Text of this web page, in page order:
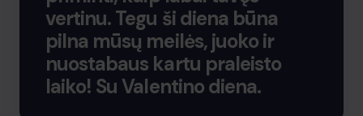
vertinu. Tegu ši diena būna
pilna mūsų meilės, juoko ir
nuostabaus kartu praleisto
laiko! Su Valentino diena.